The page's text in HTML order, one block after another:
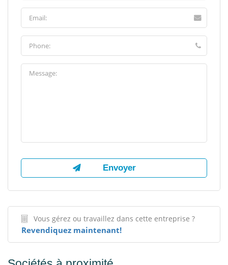
Vous gérez ou travaillez dans cette entreprise ?
Revendiquez maintenant!